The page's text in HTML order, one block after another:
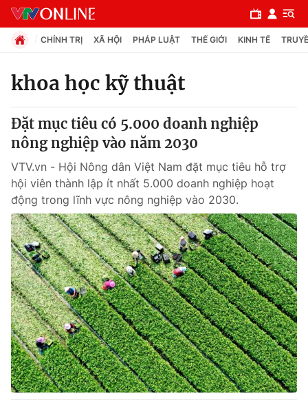
Chuyên mục
Chính trị
Xã hội
Pháp luật
Y tế
Thế giới
Tin tức
Thế giới đó đây
Câu chuyện quốc tế
Kinh tế
Tài chính
Thị trường
Dữ liệu và đời sống
CHÍNH TRỊ XÃ HỘI PHÁP LUẬT THẾ GIỚI KINH TẾ
khoa học kỹ thuật
Đặt mục tiêu có 5.000 doanh nghiệp
nông nghiệp vào năm 2030
VTV.vn - Hội Nông dân Việt Nam đặt mục tiêu hỗ trợ
hội viên thành lập ít nhất 5.000 doanh nghiệp hoạt
động trong lĩnh vực nông nghiệp vào 2030.